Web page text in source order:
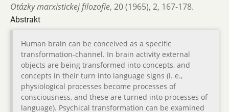
Otázky marxistickej filozofie, 20 (1965), 2, 167-178.
Abstrakt
Human brain can be conceived as a specific
transformation-channel. In brain activity external
objects are being transformed into concepts, and
concepts in their turn into language signs (i. e.,
physiological processes become processes of
consciousness, and these are turned into processes of
language). Psychical transformation can be examined